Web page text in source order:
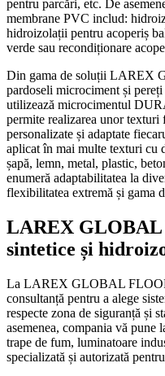
pentru parcări, etc. De
membrane PVC includ:
hidroizolații pentru acoperiș
verde sau recondiționare
Din gama de soluții LAREX
pardoseli microciment și
utilizează microcimentul
permite realizarea unor texturi
personalizate și adaptate
aplicat în mai multe texturi cu
șapă, lemn, metal, plastic,
enumeră adaptabilitatea la
flexibilitatea extremă și gama
LAREX GLOBAL
sintetice și
La LAREX GLOBAL
consultanță pentru a alege
respecte zona de siguranță și
asemenea, compania vă pune
trape de fum, luminatoare
specializată și autorizată